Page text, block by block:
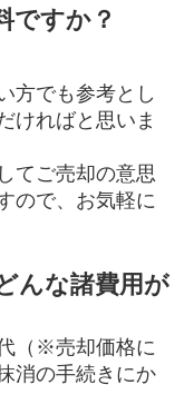
ですか？
方でも参考とし
ければと思いま
てご売却の意思
ので、お気軽に
んな諸費用が
（※売却価格に
消の手続きにか